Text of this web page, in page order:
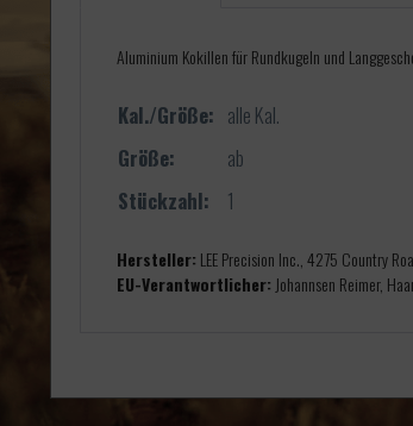
Aluminium Kokillen für Rundkugeln und
Kal./Größe: alle Kal.
Größe:
ab
Stückzahl:
1
Hersteller: LEE Precision Inc., 4275 Country
EU-Verantwortlicher: Johannsen Reimer,